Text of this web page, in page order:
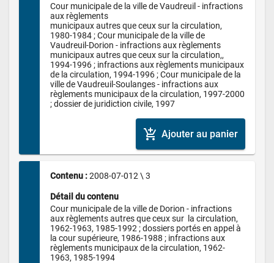
Cour municipale de la ville de Vaudreuil - infractions
aux règlements
municipaux autres que ceux sur la circulation,
1980-1984 ; Cour municipale de la ville de
Vaudreuil-Dorion - infractions aux règlements
municipaux autres que ceux sur la circulation,,
1994-1996 ; infractions aux règlements municipaux
de la circulation, 1994-1996 ; Cour municipale de la
ville de Vaudreuil-Soulanges - infractions aux
règlements municipaux de la circulation, 1997-2000
add_shopping_cart Ajouter au panier
Contenu : 2008-07-012 \ 3
Détail du contenu
Cour municipale de la ville de Dorion - infractions
aux règlements autres que ceux sur  la circulation,
1962-1963, 1985-1992 ; dossiers portés en appel à
la cour supérieure, 1986-1988 ; infractions aux
règlements municipaux de la circulation, 1962-
1963, 1985-1994